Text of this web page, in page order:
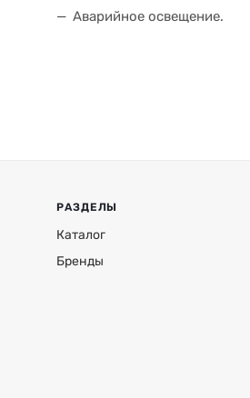
Аварийное освещение.
РАЗДЕЛЫ
Каталог
Бренды